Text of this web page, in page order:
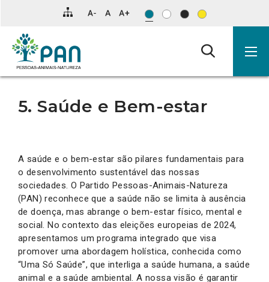
para
conteúdo
principal
da
5. Saúde e Bem-estar
A saúde e o bem-estar são pilares fundamentais para
o desenvolvimento sustentável das nossas
sociedades. O Partido Pessoas-Animais-Natureza
(PAN) reconhece que a saúde não se limita à ausência
de doença, mas abrange o bem-estar físico, mental e
social. No contexto das eleições europeias de 2024,
apresentamos um programa integrado que visa
promover uma abordagem holística, conhecida como
“Uma Só Saúde”, que interliga a saúde humana, a saúde
animal e a saúde ambiental. A nossa visão é garantir